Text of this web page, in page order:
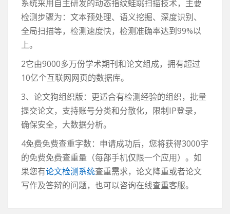
系统采用自主研发的动态指纹蛙跳扫描技术，主要
检测步骤为：文本预处理、语义挖掘、深度识别、
全局扫描等，检测速度快，检测准确率达到99%以
上。
2它由9000多万份学术期刊和论文组成，拥有超过
10亿个互联网网页的数据库。
3、论文狗组织版：更适合有检测经验的组织，批量
提交论文，支持账号分类和分散化，限制IP登录，
确保安全，大数据分析。
4免费免费查重字数：申请成功后，您将获得3000字
的免费免费查重量（每部手机仅限一个应用）。如
果您有论文检测系统查重需求，论文降重或者论文
写作及答辩的问题，也可以咨询在线查重客服。